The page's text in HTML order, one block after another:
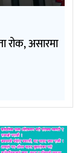
रोक, असारमा